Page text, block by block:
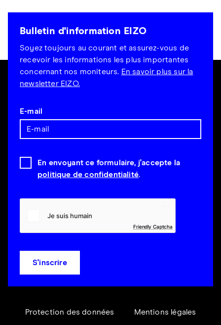
Bulletin d'information EIZO
Soyez toujours au courant et assurez-vous de
recevoir les informations les plus importantes
concernant nos moniteurs. En savoir plus sur la
newsletter EIZO.
E-mail
En envoyant ce formulaire, j'accepte la
politique de confidentialité.
Friendly Captcha
S'inscrire
Protection des données Mentions légales